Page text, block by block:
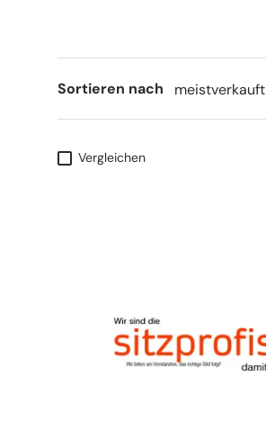
Sortieren nach meistverkauft
Vergleichen